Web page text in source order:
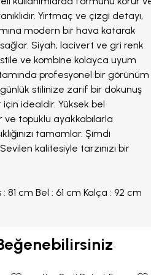
Yırtmaç ve çizgi detayı,
modern bir hava katarak
Siyah, lacivert ve gri renk
ve kombine kolayca uyum
profesyonel bir görünüm
stilinize zarif bir dokunuş
idealdir. Yüksek bel
topuklu ayakkabılarla
tamamlar. Şimdi
kalitesiyle tarzınızı bir
81 cm Bel : 61 cm Kalça : 92 cm